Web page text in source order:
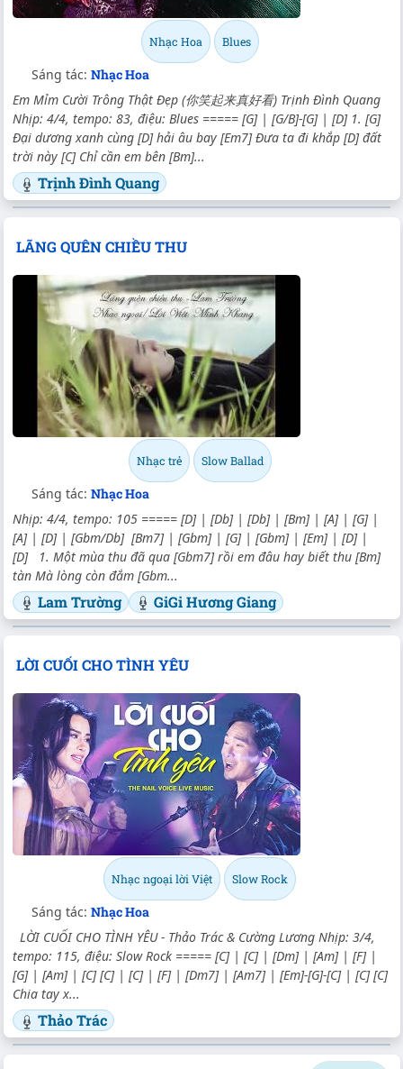
Nhạc Hoa Blues
Sáng tác: Nhạc Hoa
Em Mỉm Cười Trông Thật Đẹp (你笑起来真好看) Trịnh Đình Quang
Nhịp: 4/4, tempo: 83, điệu: Blues ===== [G] | [G/B]-[G] | [D] 1. [G]
Đại dương xanh cùng [D] hải âu bay [Em7] Đưa ta đi khắp [D] đất
trời này [C] Chỉ cần em bên [Bm]...
Trịnh Đình Quang
LÃNG QUÊN CHIỀU THU
Nhạc trẻ Slow Ballad
Sáng tác: Nhạc Hoa
Nhịp: 4/4, tempo: 105 ===== [D] | [Db] | [Db] | [Bm] | [A] | [G] |
[A] | [D] | [Gbm/Db] [Bm7] | [Gbm] | [G] | [Gbm] | [Em] | [D] |
[D] 1. Một mùa thu đã qua [Gbm7] rồi em đâu hay biết thu [Bm]
tàn Mà lòng còn đắm [Gbm...
Lam Trường GiGi Hương Giang
LỜI CUỐI CHO TÌNH YÊU
Nhạc ngoại lời Việt Slow Rock
Sáng tác: Nhạc Hoa
LỜI CUỐI CHO TÌNH YÊU - Thảo Trác & Cường Lương Nhịp: 3/4,
tempo: 115, điệu: Slow Rock ===== [C] | [C] | [Dm] | [Am] | [F] |
[G] | [Am] | [C] [C] | [C] | [F] | [Dm7] | [Am7] | [Em]-[G]-[C] | [C] [C]
Chia tay x...
Thảo Trác